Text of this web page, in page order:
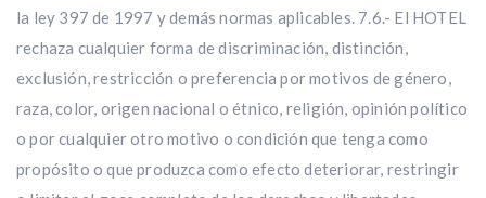
la ley 397 de 1997 y demás normas aplicables. 7.6.- El HOTEL
rechaza cualquier forma de discriminación, distinción,
exclusión, restricción o preferencia por motivos de género,
raza, color, origen nacional o étnico, religión, opinión político
o por cualquier otro motivo o condición que tenga como
propósito o que produzca como efecto deteriorar, restringir